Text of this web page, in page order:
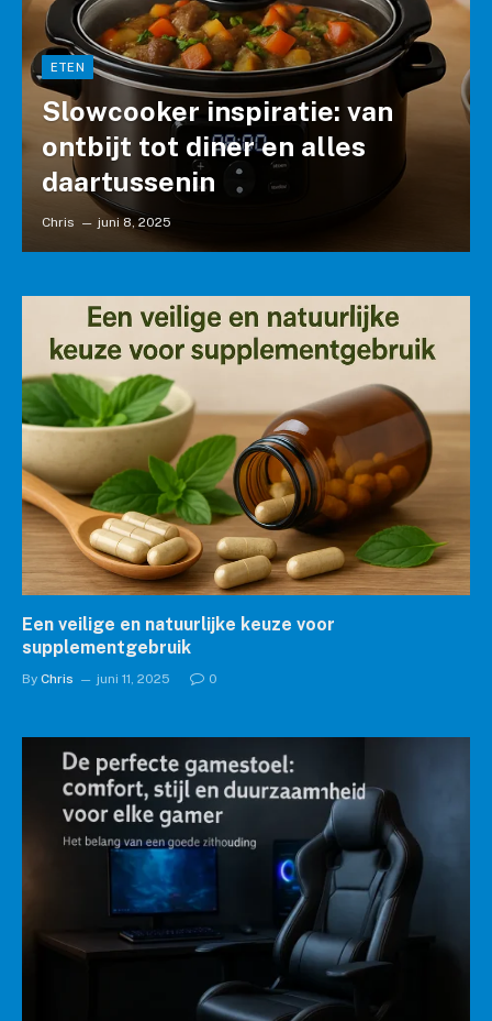
ETEN
Slowcooker inspiratie: van
ontbijt tot diner en alles
daartussenin
Chris juni 8, 2025
Een veilige en natuurlijke keuze voor
supplementgebruik
By Chris juni 11, 2025 0